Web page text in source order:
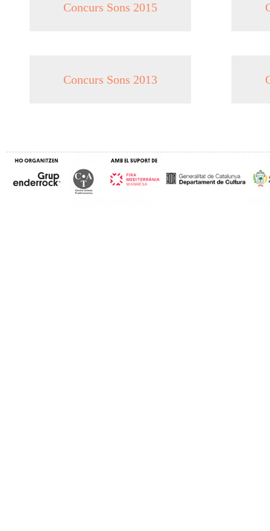
Concurs Sons 2015
Concurs Sons 2013